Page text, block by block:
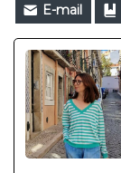
E-mail